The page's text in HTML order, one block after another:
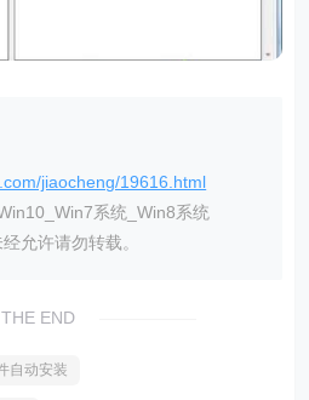
jiaocheng/19616.html
系统_Win8系统
允许请勿转载。
THE END
自动安装